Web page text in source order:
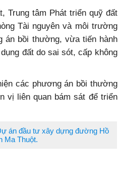
Trung tâm Phát triển quỹ đất
Tài nguyên và môi trường
án bồi thường, vừa tiến hành
đất do sai sót, cấp không
các phương án bồi thường
vị liên quan bám sát để triển
án đầu tư xây dựng đường Hồ
Ma Thuột.